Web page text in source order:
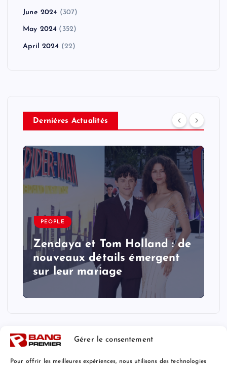
Gérer le consentement
Pour offrir les meilleures expériences, nous utilisons des technologies
June 2024 (307)
May 2024 (352)
April 2024 (22)
Derniéres Actualités
PEOPLE
Zendaya et Tom Holland : de
nouveaux détails émergent
sur leur mariage